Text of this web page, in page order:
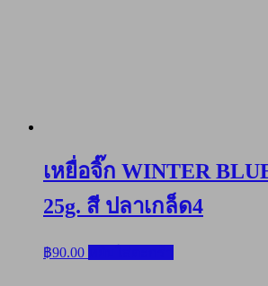
เหยื่อจิ๊ก WINTER
25g. สี ปลาเกล็ด4
฿90.00